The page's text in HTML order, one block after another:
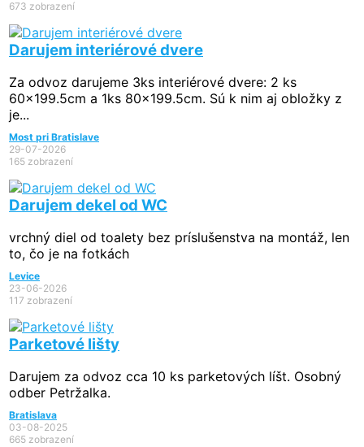
673 zobrazení
Darujem interiérové dvere
Za odvoz darujeme 3ks interiérové dvere: 2 ks
60x199.5cm a 1ks 80x199.5cm. Sú k nim aj obložky z
je...
Most pri Bratislave
29-07-2026
165 zobrazení
Darujem dekel od WC
vrchný diel od toalety bez príslušenstva na montáž, len
to, čo je na fotkách
Levice
23-06-2026
117 zobrazení
Parketové lišty
Darujem za odvoz cca 10 ks parketových líšt. Osobný
odber Petržalka.
Bratislava
03-08-2025
665 zobrazení